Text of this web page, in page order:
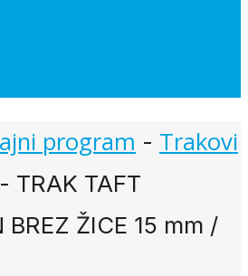
program - Trakovi
- TRAK TAFT
BREZ ŽICE 15 mm /